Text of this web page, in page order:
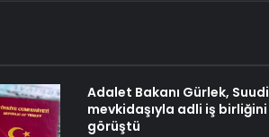
Adalet Bakanı Gürlek, Suudi
mevkidaşıyla adli iş birliğini
görüştü